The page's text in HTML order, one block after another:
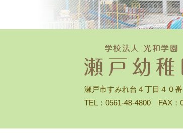
瀬戸市すみれ台４丁目４０番
TEL：0561-48-4800 FAX：